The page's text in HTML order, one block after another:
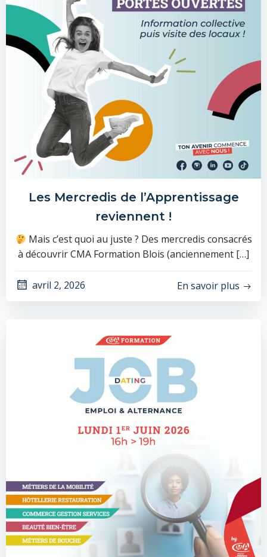
Les Mercredis de l’Apprentissage
reviennent !
​ Mais c’est quoi au juste ? Des mercredis consacrés
à découvrir CMA Formation Blois (anciennement […]
avril 2, 2026 En savoir plus